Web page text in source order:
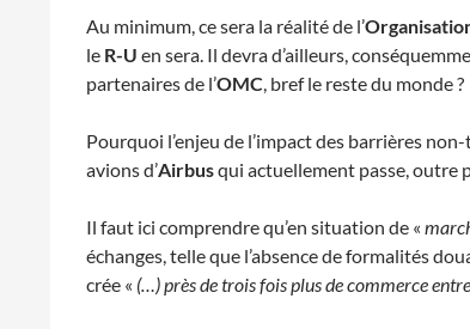
Au minimum, ce sera la réalité de l’
le R-U en sera. Il devra d’ailleurs,
partenaires de l’OMC, bref le reste du monde ?
Pourquoi l’enjeu de l’impact des barrières
avions d’Airbusqui actuellement passe, outre
Il faut ici comprendre qu’en situation de «
échanges, telle que l’absence de formalités
crée « (…) près de trois fois plus de commerce